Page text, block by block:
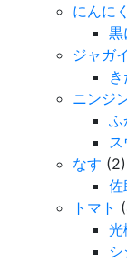
にんにく
黒
ジャガ
ニンジ
ふ
なす (2)
佐
トマト
光